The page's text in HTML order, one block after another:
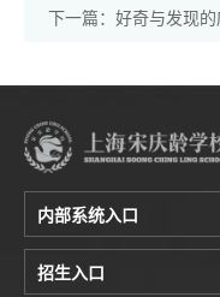
部冬季庆典
下一篇：好奇与发现
内部系统入口
招生入口